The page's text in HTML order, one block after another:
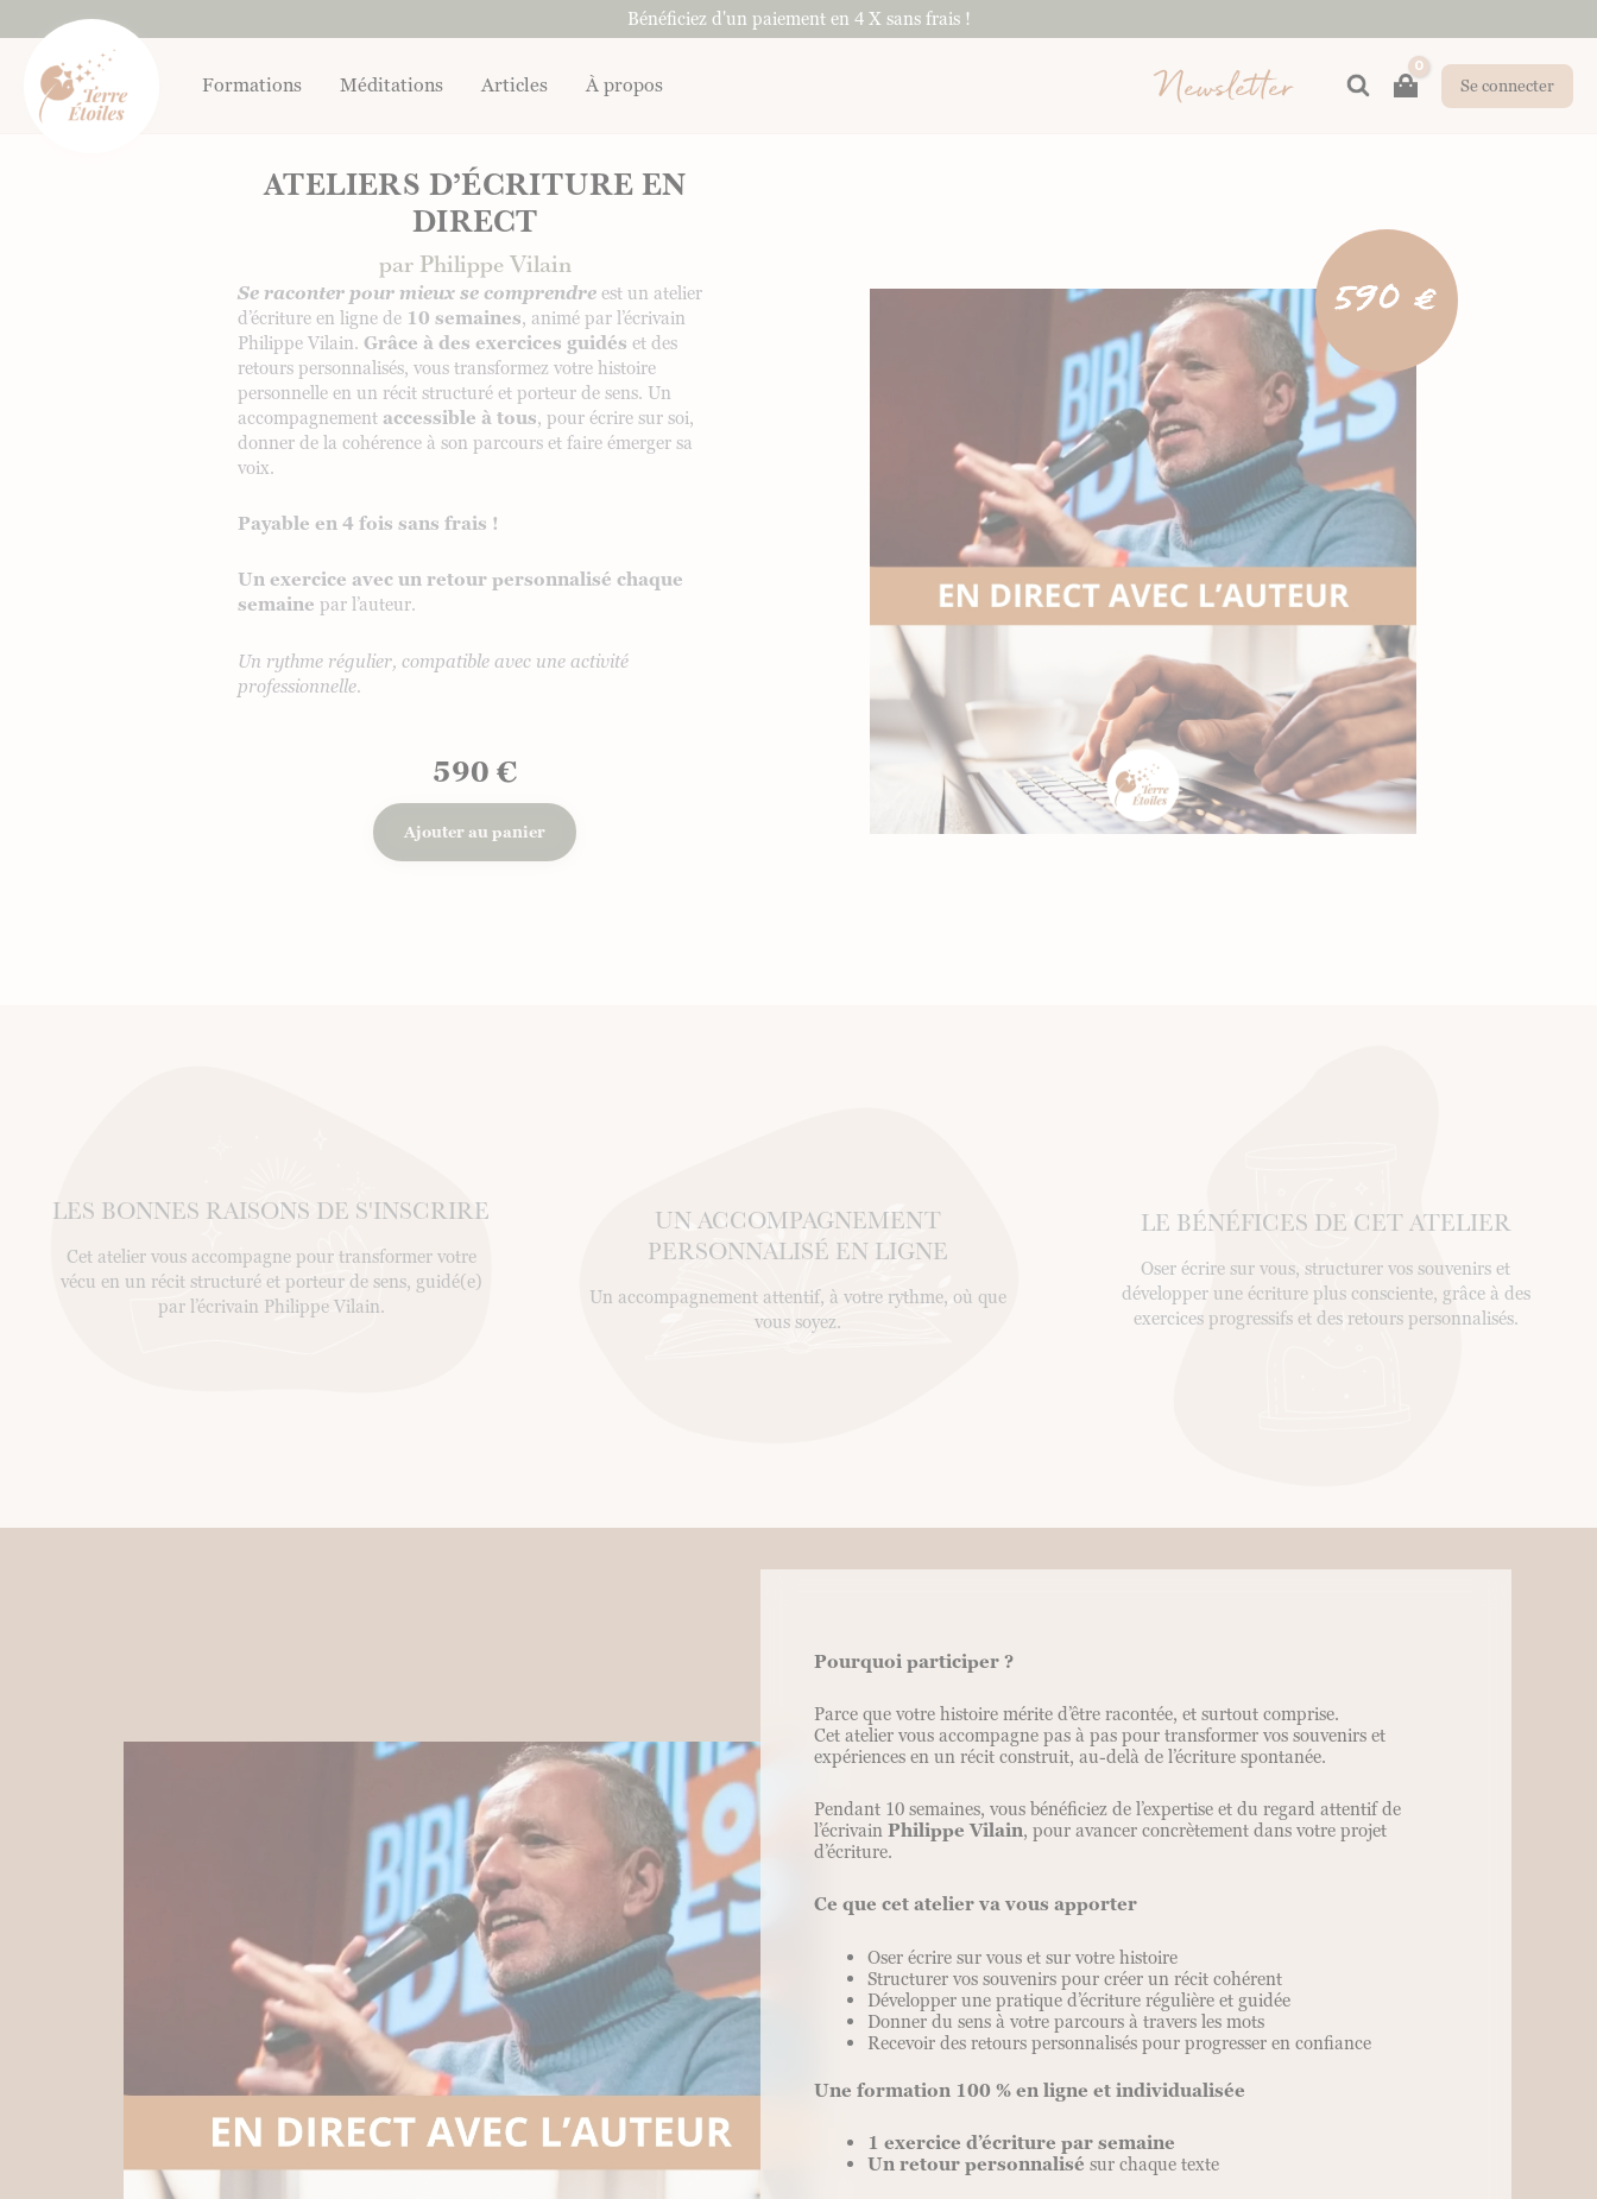
au
contenu
Bénéficiez d'un paiement en 4 X sans frais !
Formations Méditations Articles À propos Newsletter RechercherSe connecter
ATELIERS D’ÉCRITURE EN
DIRECT
par Philippe Vilain
Se raconter pour mieux se comprendre est un atelier
d’écriture en ligne de 10 semaines, animé par l’écrivain
Philippe Vilain.Grâce à des exercices guidés et des
retours personnalisés, vous transformez votre histoire
personnelle en un récit structuré et porteur de sens. Un
accompagnement accessible à tous, pour écrire sur soi,
donner de la cohérence à son parcours et faire émerger sa
voix.
Payable en 4 fois sans frais !
Un exercice avec un retour personnalisé chaque
semaine par l’auteur.
Un rythme régulier, compatible avec une activité
professionnelle.
590 €
Ajouter au panier
590 €
LES BONNES RAISONS DE S'INSCRIRE
Cet atelier vous accompagne pour transformer votre
vécu en un récit structuré et porteur de sens, guidé(e)
par l’écrivain Philippe Vilain.
UN ACCOMPAGNEMENT
PERSONNALISÉ EN LIGNE
Un accompagnement attentif, à votre rythme, où que
vous soyez.
LE BÉNÉFICES DE CET ATELIER
Oser écrire sur vous, structurer vos souvenirs et
développer une écriture plus consciente, grâce à des
exercices progressifs et des retours personnalisés.
Pourquoi participer ?
Parce que votre histoire mérite d’être racontée, et surtout comprise.
Cet atelier vous accompagne pas à pas pour transformer vos souvenirs et
expériences en un récit construit, au-delà de l’écriture spontanée.
Pendant 10 semaines, vous bénéficiez de l’expertise et du regard attentif de
l’écrivainPhilippe Vilain, pour avancer concrètement dans votre projet
d’écriture.
Ce que cet atelier va vous apporter
Oser écrire sur vous et sur votre histoire
Structurer vos souvenirs pour créer un récit cohérent
Développer une pratique d’écriture régulière et guidée
Donner du sens à votre parcours à travers les mots
Recevoir des retours personnalisés pour progresser en confiance
Une formation 100 % en ligne et individualisée
1 exercice d’écriture par semaine
Un retour personnalisé sur chaque texte